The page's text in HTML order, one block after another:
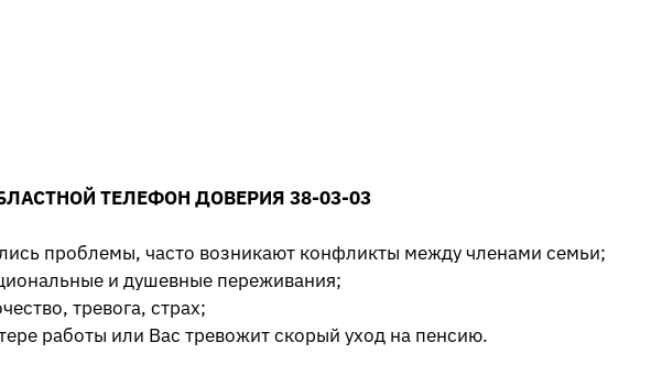
ТЕЛЕФОН ДОВЕРИЯ 38-03-03
проблемы, часто возникают конфликты между членами семьи;
и душевные переживания;
тревога, страх;
работы или Вас тревожит скорый уход на пенсию.